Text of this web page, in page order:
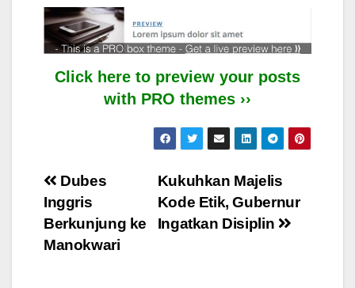
Click here to preview your posts
with PRO themes ››
Post
navigation
Kukuhkan Majelis
Kode Etik, Gubernur
Ingatkan Disiplin
Dubes
Inggris
Berkunjung ke
Manokwari